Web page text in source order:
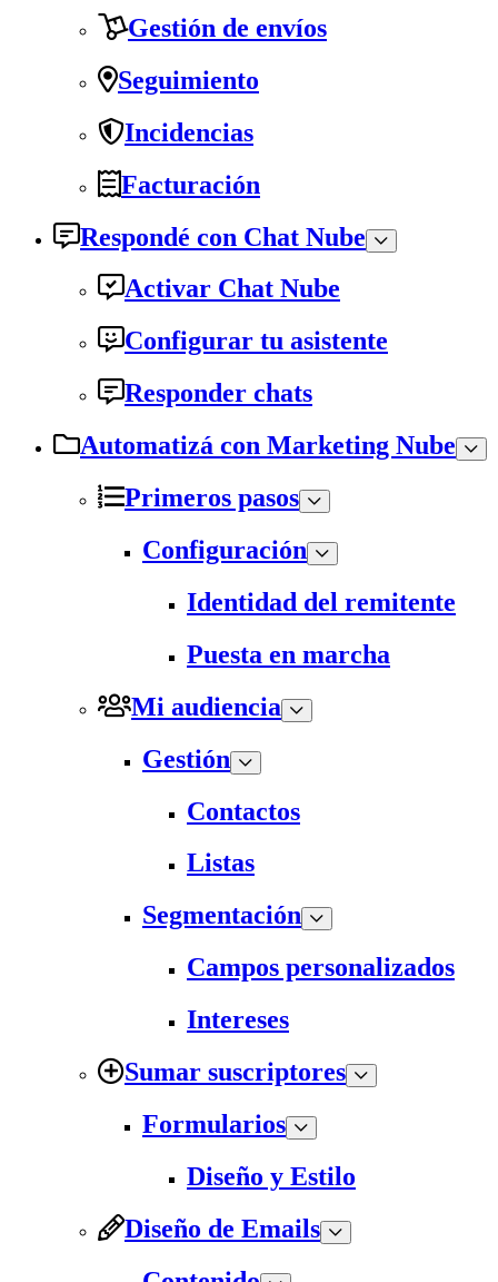
Gestión de envíos
Seguimiento
Incidencias
Facturación
Respondé con Chat Nube
Activar Chat Nube
Configurar tu asistente
Responder chats
Automatizá con Marketing Nube
Primeros pasos
Configuración
Identidad del remitente
Puesta en marcha
Mi audiencia
Gestión
Contactos
Listas
Segmentación
Campos personalizados
Intereses
Sumar suscriptores
Formularios
Diseño y Estilo
Diseño de Emails